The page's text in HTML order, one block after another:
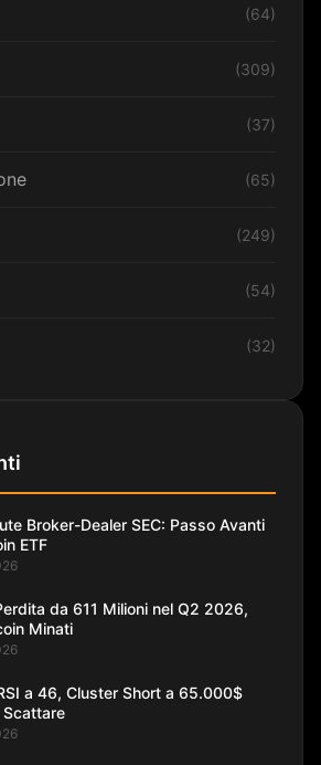
(64)
(309)
(37)
(65)
(249)
(54)
(32)
Broker-Dealer SEC: Passo Avanti
ETF
da 611 Milioni nel Q2 2026,
Minati
a 46, Cluster Short a 65.000$
Scattare